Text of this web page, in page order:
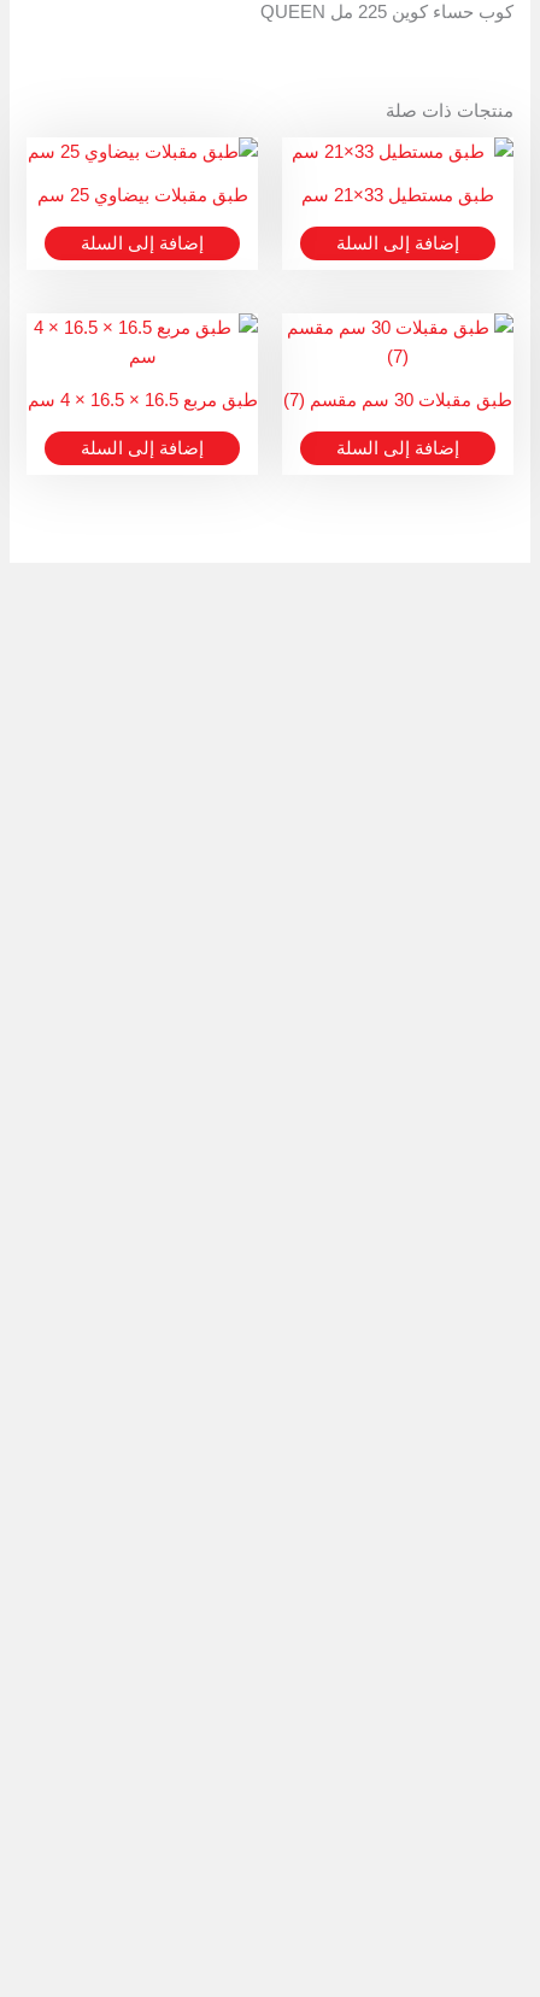
كوب حساء كوين 225 مل QUEEN
منتجات ذات صلة
طبق مستطيل 33×21 سم
إضافة إلى السلة
طبق مقبلات بيضاوي 25 سم
إضافة إلى السلة
طبق مقبلات 30 سم مقسم (7)
إضافة إلى السلة
طبق مربع 16.5 × 16.5 × 4 سم
إضافة إلى السلة